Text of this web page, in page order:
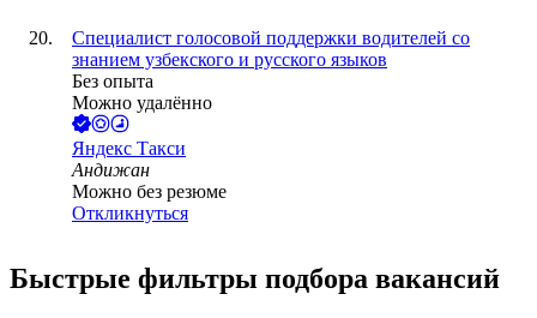
Специалист голосовой поддержки водителей со
знанием узбекского и русского языков
Без опыта
Можно удалённо
Яндекс Такси
Андижан
Можно без резюме
Откликнуться
Быстрые фильтры подбора вакансий